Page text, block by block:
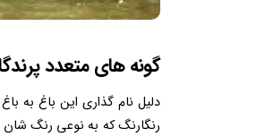
گونه های متعدد
دلیل نام گذاری این باغ به
رنگارنگ که به نوعی رنگ شان